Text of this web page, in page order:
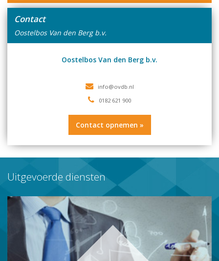
Contact
Oostelbos Van den Berg b.v.
Oostelbos Van den Berg b.v.
0182 621 900
Contact opnemen »
Uitgevoerde diensten